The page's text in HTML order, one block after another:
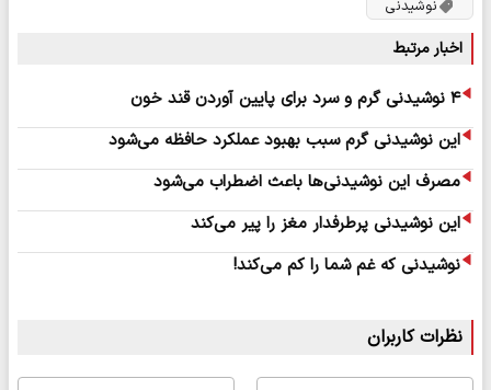
نوشیدنی
اخبار مرتبط
۴ نوشیدنی گرم و سرد برای پایین آوردن قند خون
این نوشیدنی گرم سبب بهبود عملکرد حافظه می‌شود
مصرف این نوشیدنی‌ها باعث اضطراب می‌شود
این نوشیدنی پرطرفدار مغز را پیر می‌کند
نوشیدنی که غم شما را کم می‌کند!
نظرات کاربران